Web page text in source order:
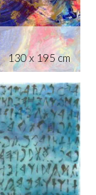
130 x 195 cm